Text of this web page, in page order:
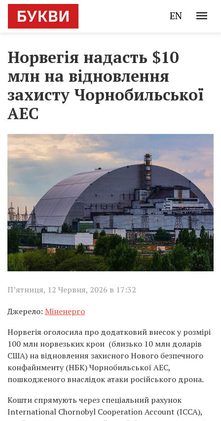
EN
Норвегія надасть $10
млн на відновлення
захисту Чорнобильської
АЕС
П’ятниця, 12 Червня, 2026 в 17:32
Джерело: Міненерго
Норвегія оголосила про додатковий внесок у розмірі
100 млн норвезьких крон (близько 10 млн доларів
США) на відновлення захисного Нового безпечного
конфайнменту (НБК) Чорнобильської АЕС,
пошкодженого внаслідок атаки російського дрона.
Кошти спрямують через спеціальний рахунок
International Chornobyl Cooperation Account (ICCA),